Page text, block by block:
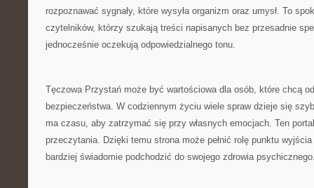
rozpoznawać sygnały, które wysyła organizm oraz umysł. To
czytelników, którzy szukają treści napisanych bez przesadnie
jednocześnie oczekują odpowiedzialnego tonu.
Tęczowa Przystań może być wartościowa dla osób, które chcą
bezpieczeństwa. W codziennym życiu wiele spraw dzieje się
ma czasu, aby zatrzymać się przy własnych emocjach. Ten
przeczytania. Dzięki temu strona może pełnić rolę punktu
bardziej świadomie podchodzić do swojego zdrowia